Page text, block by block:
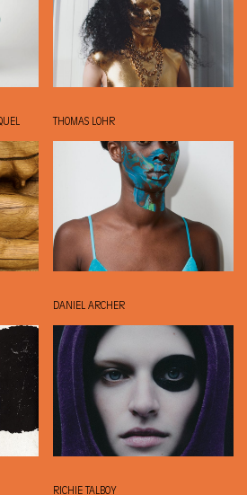
THOMAS LOHR
DANIEL ARCHER
RICHIE TALBOY